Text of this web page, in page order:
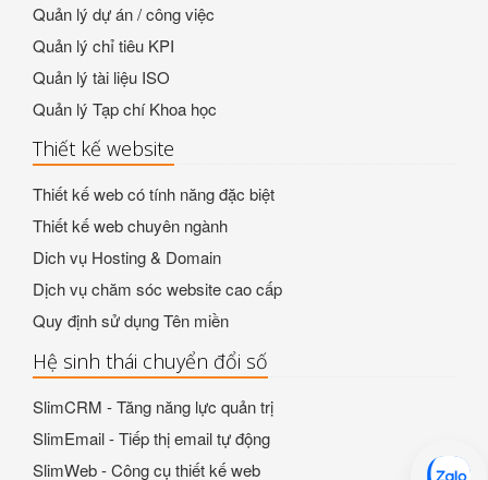
Quản lý dự án / công việc
Quản lý chỉ tiêu KPI
Quản lý tài liệu ISO
Quản lý Tạp chí Khoa học
Thiết kế website
Thiết kế web có tính năng đặc biệt
Thiết kế web chuyên ngành
Dich vụ Hosting & Domain
Dịch vụ chăm sóc website cao cấp
Quy định sử dụng Tên miền
Hệ sinh thái chuyển đổi số
SlimCRM - Tăng năng lực quản trị
SlimEmail - Tiếp thị email tự động
SlimWeb - Công cụ thiết kế web